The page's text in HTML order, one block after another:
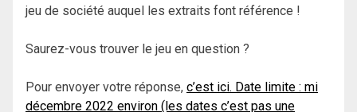
jeu de société auquel les extraits font référence !
Saurez-vous trouver le jeu en question ?
Pour envoyer votre réponse, c’est ici. Date limite : mi
décembre 2022 environ (les dates c’est pas une